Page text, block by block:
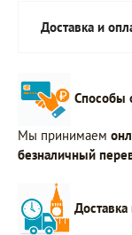
Доставка и
Способы
Мы принимаем
безналичный